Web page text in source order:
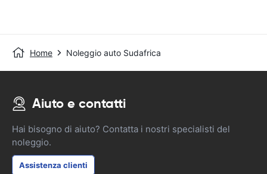
Home Noleggio auto Sudafrica
Aiuto e contatti
Hai bisogno di aiuto? Contatta i nostri specialisti del
noleggio.
Assistenza clienti